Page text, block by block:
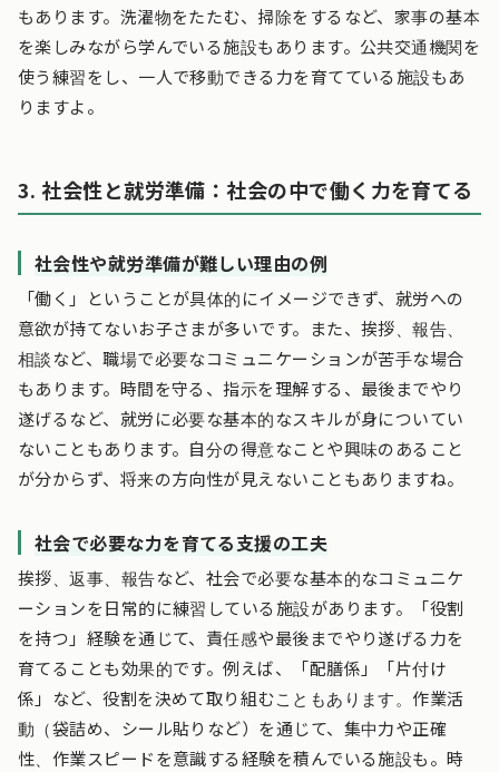
もあります。洗濯物をたたむ、掃除をするなど、家事の基本
を楽しみながら学んでいる施設もあります。公共交通機関を
使う練習をし、一人で移動できる力を育てている施設もあ
りますよ。
3. 社会性と就労準備：社会の中で働く力を育てる
社会性や就労準備が難しい理由の例
「働く」ということが具体的にイメージできず、就労への
意欲が持てないお子さまが多いです。また、挨拶、報告、
相談など、職場で必要なコミュニケーションが苦手な場合
もあります。時間を守る、指示を理解する、最後までやり
遂げるなど、就労に必要な基本的なスキルが身についてい
ないこともあります。自分の得意なことや興味のあること
が分からず、将来の方向性が見えないこともありますね。
社会で必要な力を育てる支援の工夫
挨拶、返事、報告など、社会で必要な基本的なコミュニケ
ーションを日常的に練習している施設があります。「役割
を持つ」経験を通じて、責任感や最後までやり遂げる力を
育てることも効果的です。例えば、「配膳係」「片付け
係」など、役割を決めて取り組むこともあります。作業活
動（袋詰め、シール貼りなど）を通じて、集中力や正確
性、作業スピードを意識する経験を積んでいる施設も。時